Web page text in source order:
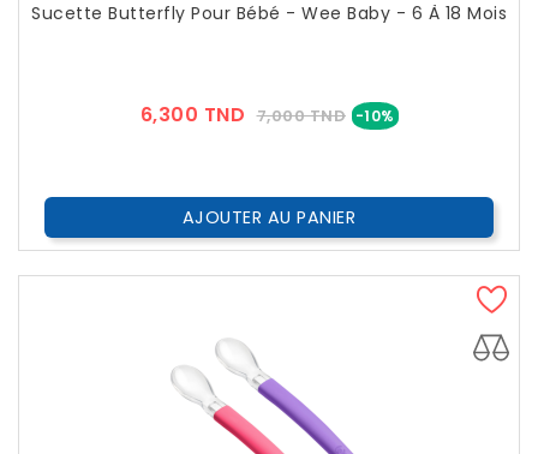
Sucette Butterfly Pour Bébé - Wee Baby - 6 À 18 Mois
6,300 TND Prix
7,000 TND -10% Prix
AJOUTER AU PANIER